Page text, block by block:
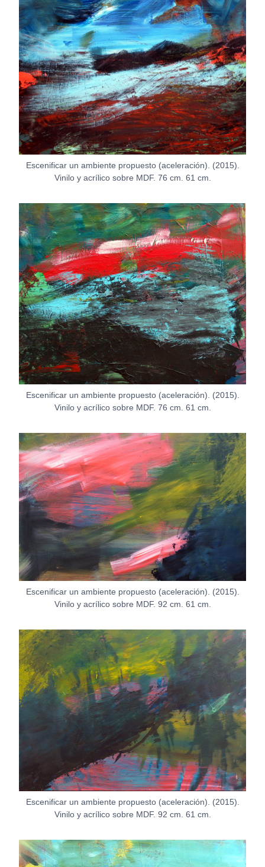
Escenificar un ambiente propuesto (aceleración). (2015).
Vinilo y acrílico sobre MDF. 76 cm. 61 cm.
Escenificar un ambiente propuesto (aceleración). (2015).
Vinilo y acrílico sobre MDF. 76 cm. 61 cm.
Escenificar un ambiente propuesto (aceleración). (2015).
Vinilo y acrílico sobre MDF. 92 cm. 61 cm.
Escenificar un ambiente propuesto (aceleración). (2015).
Vinilo y acrílico sobre MDF. 92 cm. 61 cm.